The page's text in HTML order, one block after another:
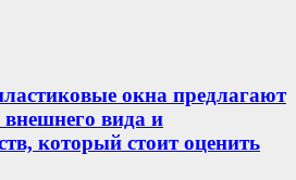
окна предлагают
вида и
который стоит оценить